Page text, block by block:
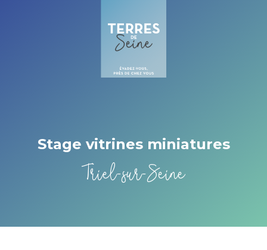
Stage vitrines miniatures
Triel-sur-Seine